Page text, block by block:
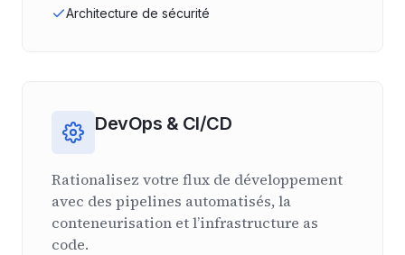
Architecture de sécurité
DevOps & CI/CD
Rationalisez votre flux de développement
avec des pipelines automatisés, la
conteneurisation et l’infrastructure as
code.